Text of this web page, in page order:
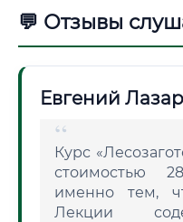
💬 Отзывы
Евгений
Курс
стоимостью
именно тем,
Лекции